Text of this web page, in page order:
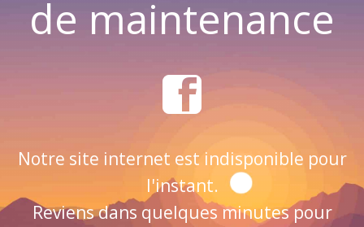
de maintenance
Notre site internet est indisponible pour
l'instant.
Reviens dans quelques minutes pour